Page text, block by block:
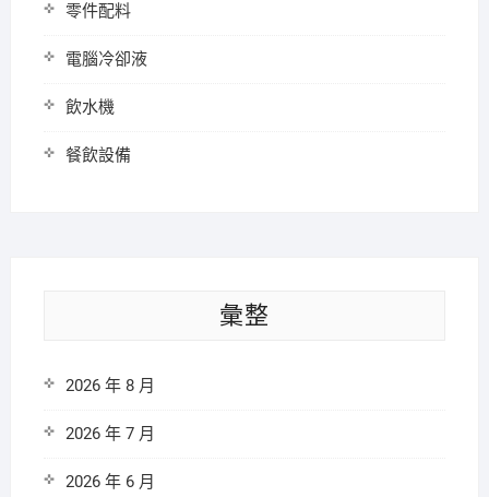
零件配料
電腦冷卻液
飲水機
餐飲設備
彙整
2026 年 8 月
2026 年 7 月
2026 年 6 月